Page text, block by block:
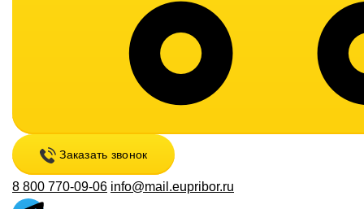
Заказать звонок
8 800 770-09-06 info@mail.eupribor.ru